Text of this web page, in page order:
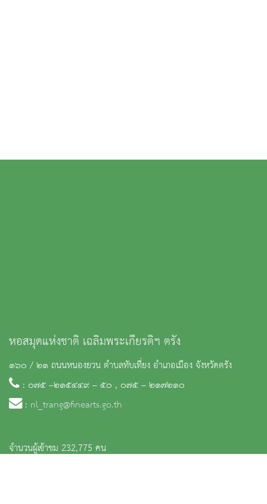
หอสมุดแห่งชาติ เฉลิมพระเกียรติฯ ตรัง
๑๖๐ / ๒๑ ถนนหนองยวน ตำบลทับเที่ยง อำเภอเมือง จังหวัดตรัง
: ๐๗๕ –๒๑๕๔๔๙ – ๕๐ , ๐๗๕ – ๒๑๗๒๑๐
: nl_trang@finearts.go.th
จำนวนผู้เข้าชม 232,775 คน